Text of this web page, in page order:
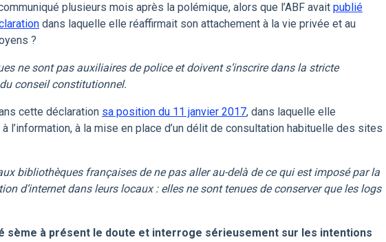
plusieurs mois après la polémique, alors que l’ABF avait publié
dans laquelle elle réaffirmait son attachement à la vie privée et au
?
ne sont pas auxiliaires de police et doivent s’inscrire dans la stricte
conseil constitutionnel.
cette déclaration sa position du 11 janvier 2017, dans laquelle elle
l’information, à la mise en place d’un délit de consultation habituelle des sites
bibliothèques françaises de ne pas aller au-delà de ce qui est imposé par la
d’internet dans leurs locaux : elles ne sont tenues de conserver que les logs
sème à présent le doute et interroge sérieusement sur les intentions